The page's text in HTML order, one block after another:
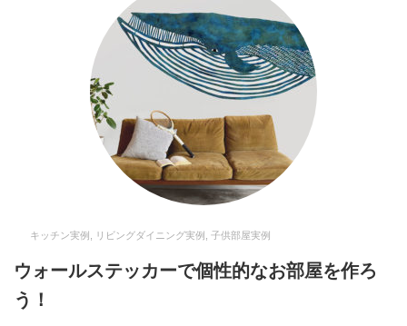
キッチン実例 リビングダイニング実例 子供部屋実例
ウォールステッカーで個性的なお部屋を作ろ
う！